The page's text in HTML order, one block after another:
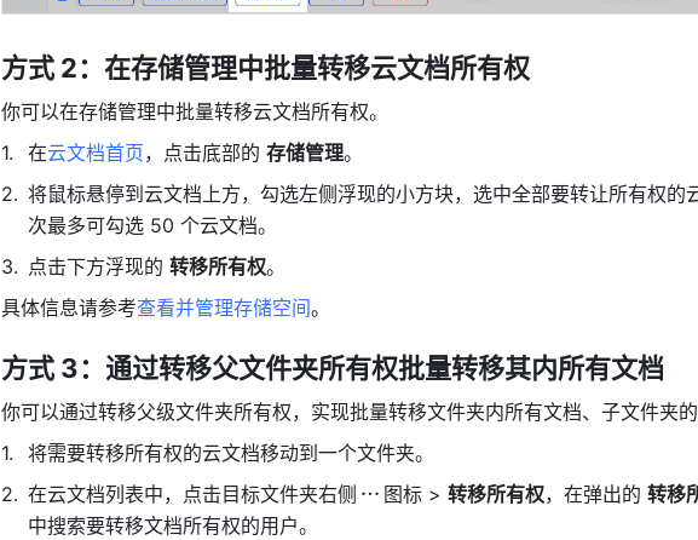
方式 2：在存储管理中批量转移云文档所有权
你可以在存储管理中批量转移云文档所有权。
在云文档首页，点击底部的 存储管理。
将鼠标悬停到云文档上方，勾选左侧浮现的小方块，选中全部要转让所有权的
次最多可勾选 50 个云文档。
点击下方浮现的 转移所有权。
具体信息请参考查看并管理存储空间。
方式 3：通过转移父文件夹所有权批量转移其内所有文档
你可以通过转移父级文件夹所有权，实现批量转移文件夹内所有文档、子文件夹的
将需要转移所有权的云文档移动到一个文件夹。
在云文档列表中，点击目标文件夹右侧
图标 > 转移所有权，在弹出的 转移
中搜索要转移文档所有权的用户。